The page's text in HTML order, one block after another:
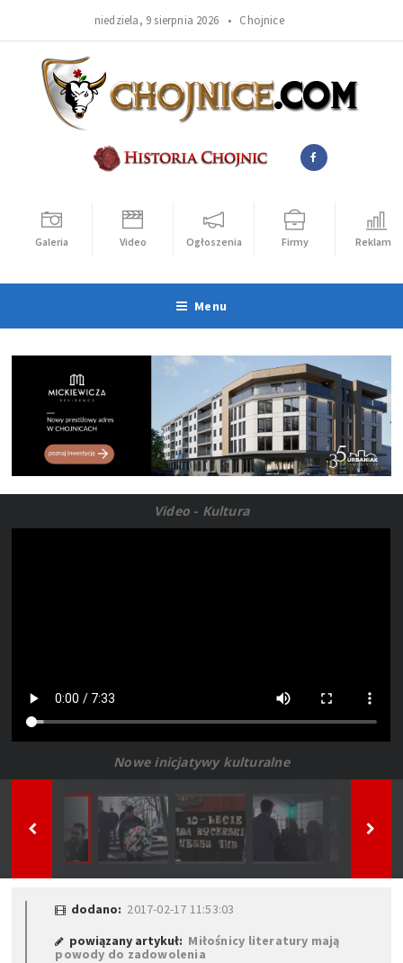
niedziela, 9 sierpnia 2026 • Chojnice
Galeria Video Ogłoszenia Firmy Reklama
Menu
Video - Kultura
Nowe inicjatywy kulturalne
dodano: 2017-02-17 11:53:03
powiązany artykuł: Miłośnicy literatury mają
powody do zadowolenia